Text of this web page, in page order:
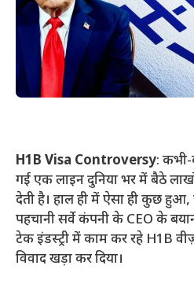
H1B Visa Controversy: कभी-
गई एक लाइन दुनिया भर में बैठे
देती है। हाल ही में ऐसा ही कुछ
पहचानी सर्वे कंपनी के CEO के
टेक इंडस्ट्री में काम कर रहे H1B
विवाद खड़ा कर दिया।